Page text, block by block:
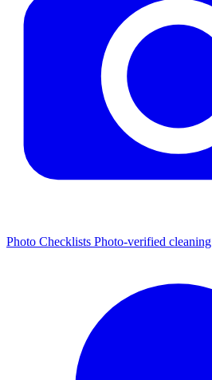
Photo Checklists Photo-verified cleaning